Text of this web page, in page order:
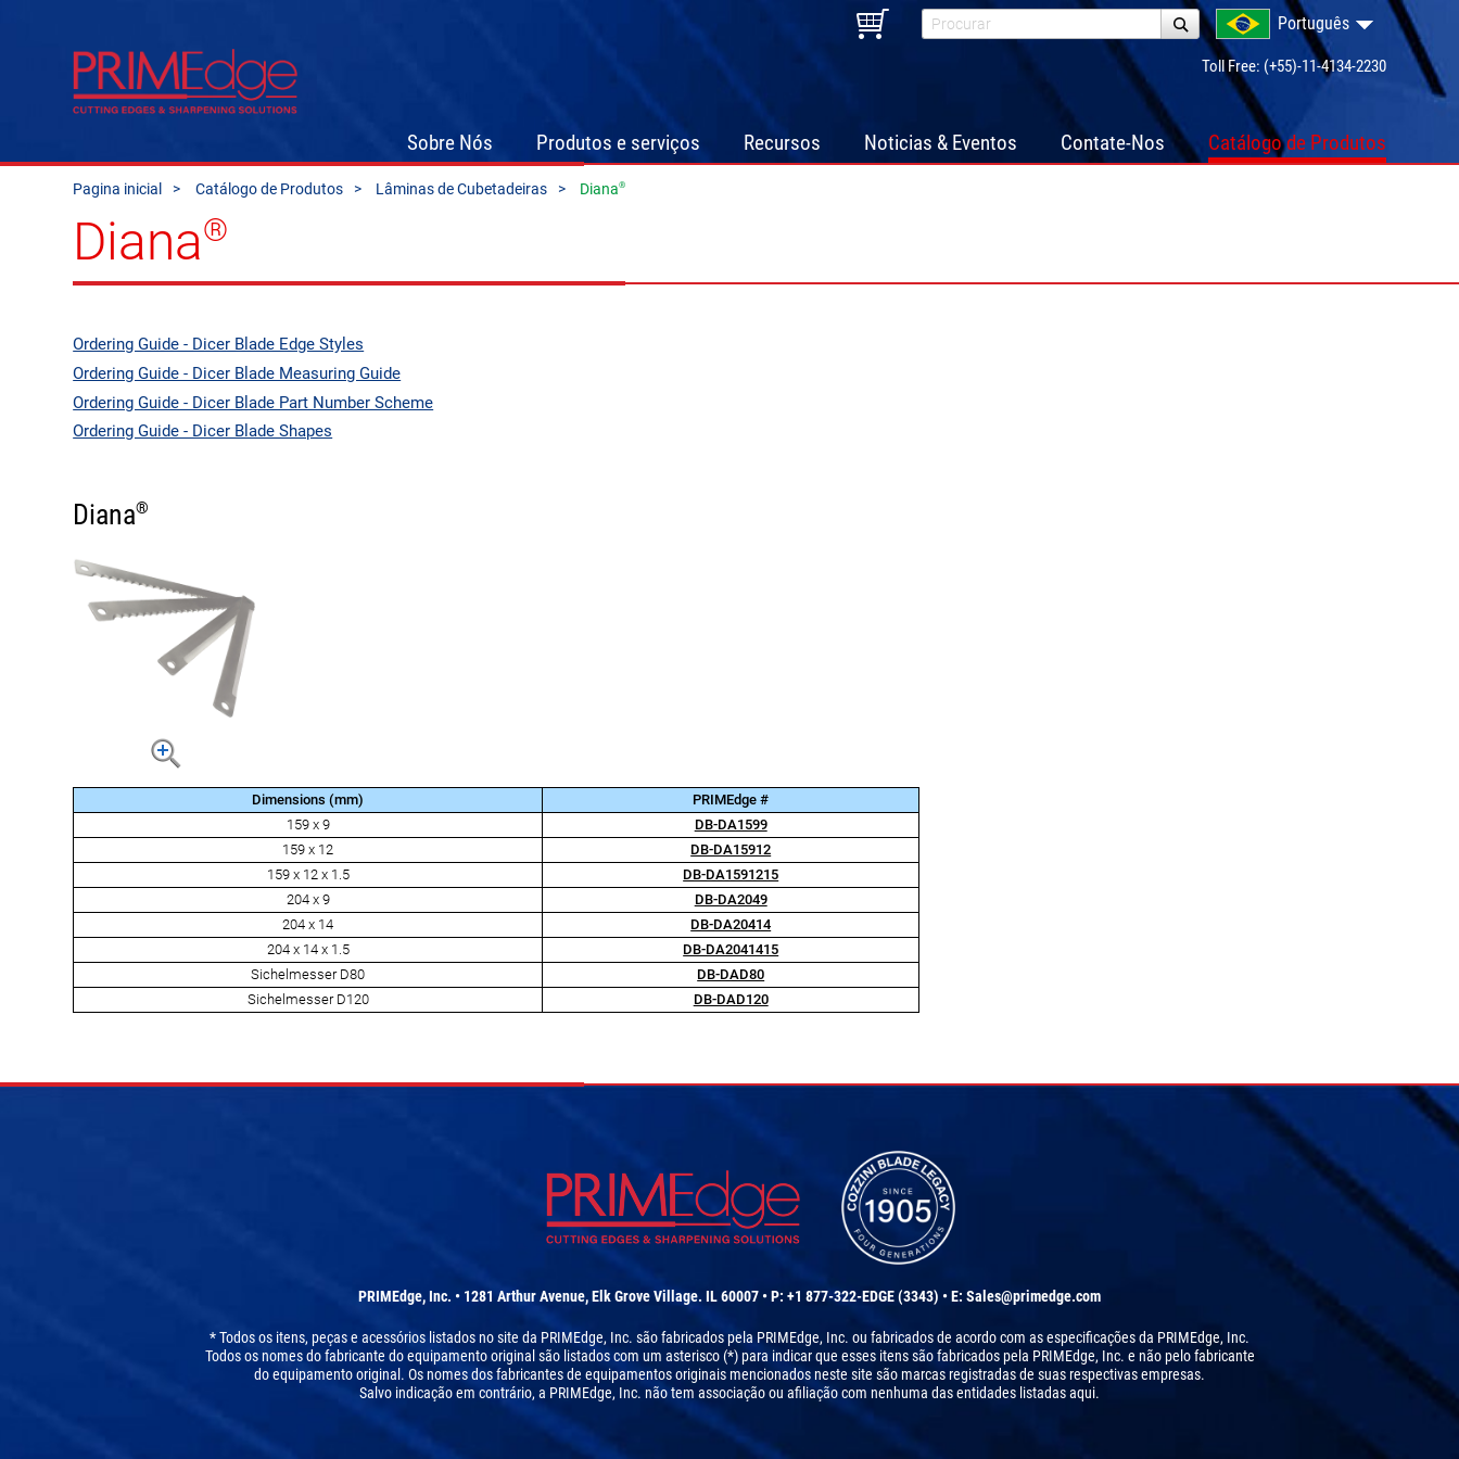
Português
Toll Free: (+55)-11-4134-2230
Sobre Nós Produtos e serviços Recursos Noticias & Eventos Contate-Nos Catálogo de Produtos
Pagina inicial Catálogo de Produtos Lâminas de Cubetadeiras Diana®
Diana®
Ordering Guide - Dicer Blade Edge Styles
Ordering Guide - Dicer Blade Measuring Guide
Ordering Guide - Dicer Blade Part Number Scheme
Ordering Guide - Dicer Blade Shapes
Diana®
Dimensions (mm)
PRIMEdge #
159 x 9
DB-DA1599
159 x 12
DB-DA15912
159 x 12 x 1.5
DB-DA1591215
204 x 9
DB-DA2049
204 x 14
DB-DA20414
204 x 14 x 1.5
DB-DA2041415
Sichelmesser D80
DB-DAD80
Sichelmesser D120
DB-DAD120
PRIMEdge, Inc. • 1281 Arthur Avenue, Elk Grove Village. IL 60007 • P: +1 877-322-EDGE (3343) • E: Sales@primedge.com
* Todos os itens, peças e acessórios listados no site da PRIMEdge, Inc. são fabricados pela PRIMEdge, Inc. ou fabricados de acordo com as especificações da PRIMEdge, Inc.
Todos os nomes do fabricante do equipamento original são listados com um asterisco (*) para indicar que esses itens são fabricados pela PRIMEdge, Inc. e não pelo fabricante
do equipamento original. Os nomes dos fabricantes de equipamentos originais mencionados neste site são marcas registradas de suas respectivas empresas.
Salvo indicação em contrário, a PRIMEdge, Inc. não tem associação ou afiliação com nenhuma das entidades listadas aqui.